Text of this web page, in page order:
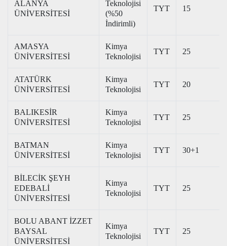
ALANYA
ÜNİVERSİTESİ
Teknolojisi
(%50
İndirimli)
TYT 15
AMASYA
ÜNİVERSİTESİ
Kimya
Teknolojisi
TYT 25
ATATÜRK
ÜNİVERSİTESİ
Kimya
Teknolojisi
TYT 20
BALIKESİR
ÜNİVERSİTESİ
Kimya
Teknolojisi
TYT 25
BATMAN
ÜNİVERSİTESİ
Kimya
Teknolojisi
TYT 30+1
BİLECİK ŞEYH
EDEBALİ
ÜNİVERSİTESİ
Kimya
Teknolojisi
TYT 25
BOLU ABANT İZZET
BAYSAL
ÜNİVERSİTESİ
Kimya
Teknolojisi
TYT 25